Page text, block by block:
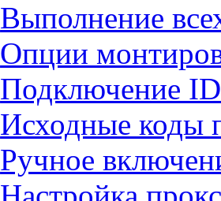
Выполнение
Опции
Подключение
Исходные коды
Ручное